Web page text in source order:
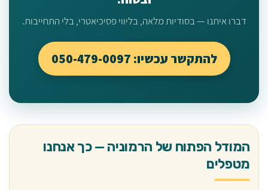
דברו איתנו — בסודיות מלאה, בליווי פסיכיאטרי, בלי התחייבות.
להתקשר עכשיו: 050-479-0097
המודל הפתוח של הרמוניה — כך אנחנו
מטפלים